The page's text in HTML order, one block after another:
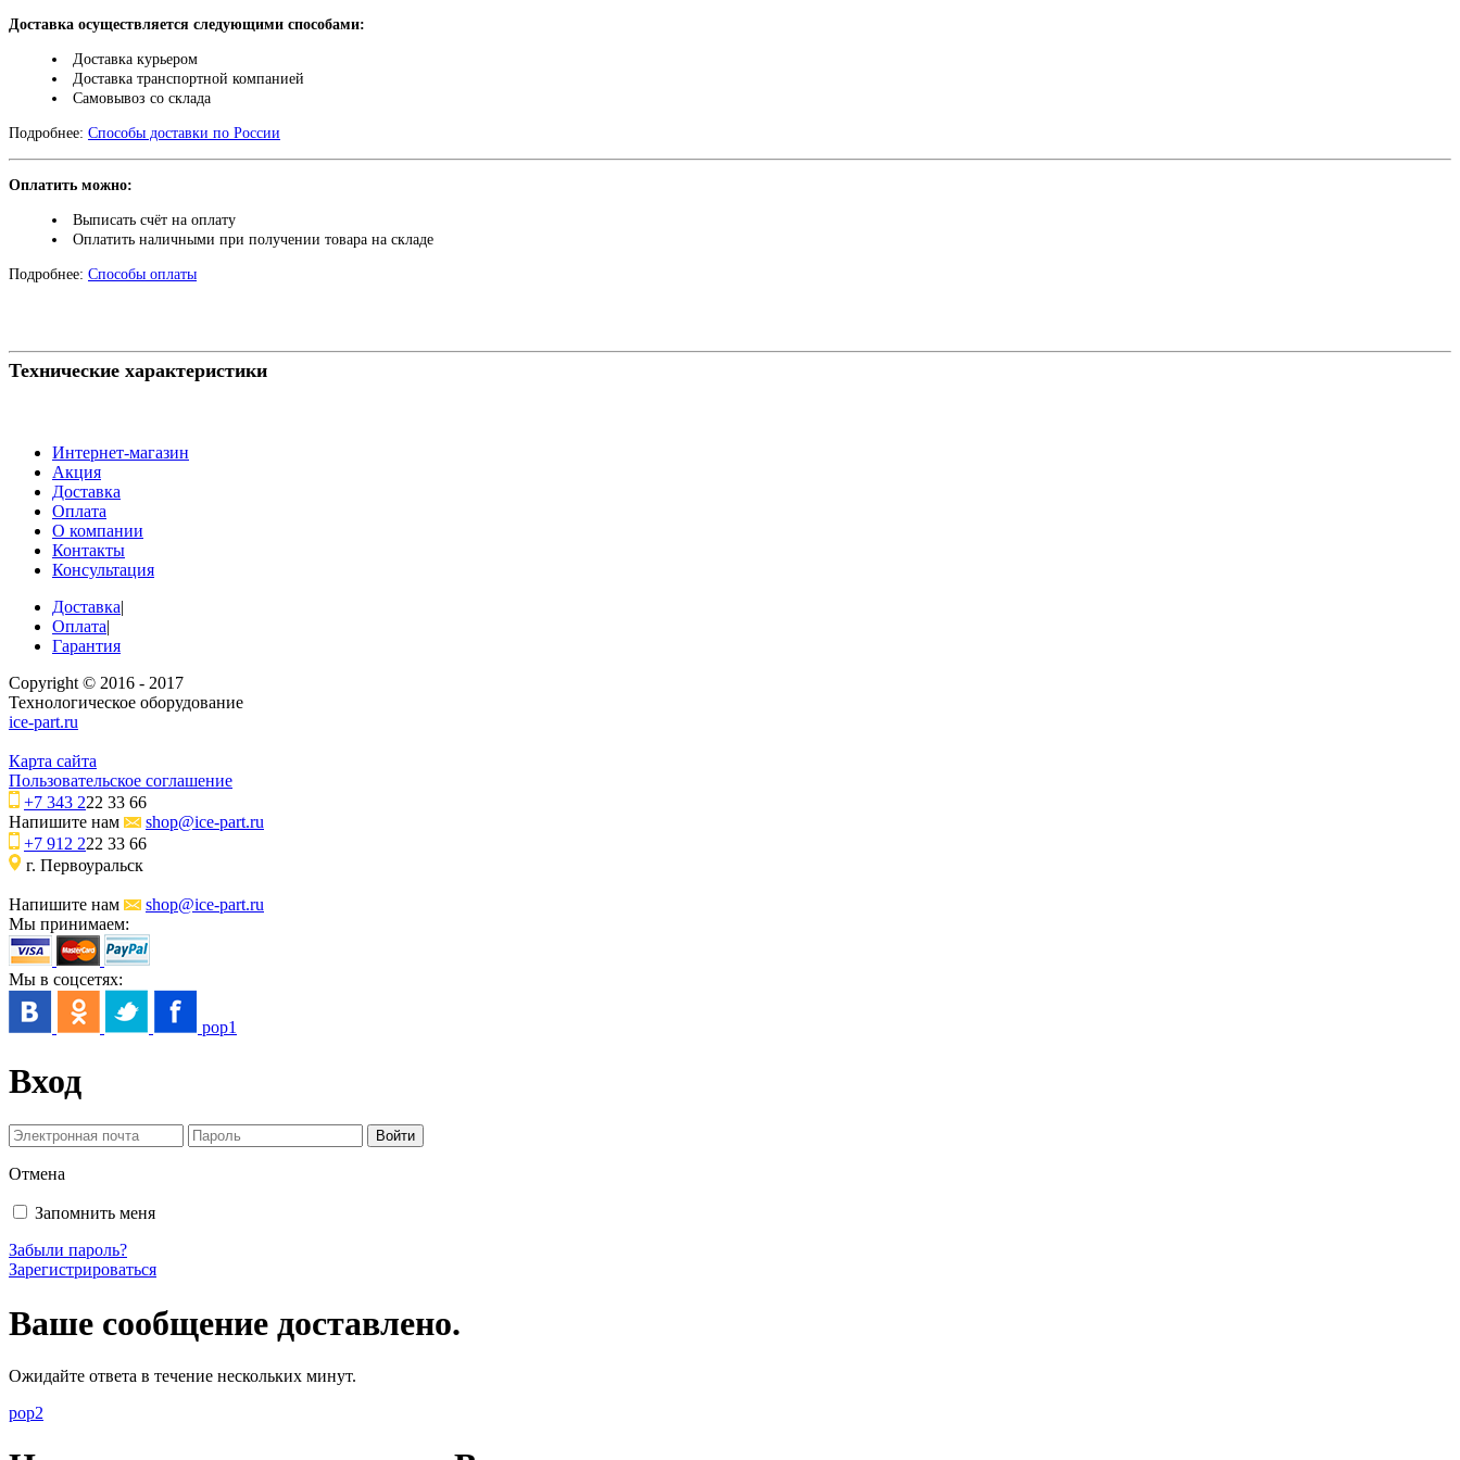
Доставка осуществляется следующими способами:
Доставка курьером
Доставка транспортной компанией
Самовывоз со склада
Подробнее: Способы доставки по России
Оплатить можно:
Выписать счёт на оплату
Оплатить наличными при получении товара на складе
Подробнее: Способы оплаты
Технические характеристики
Интернет-магазин
Акция
Доставка
Оплата
О компании
Контакты
Консультация
Доставка|
Оплата|
Гарантия
Copyright © 2016 - 2017
Технологическое оборудование
ice-part.ru
Карта сайта
Пользовательское соглашение
+7 343 222 33 66
Напишите нам
shop@ice-part.ru
+7 912 222 33 66
г. Первоуральск
Напишите нам
shop@ice-part.ru
Мы принимаем:
Мы в соцсетях:
pop1
Вход
Отмена
Запомнить меня
Забыли пароль?
Зарегистрироваться
Ваше сообщение доставлено.
Ожидайте ответа в течение нескольких минут.
pop2